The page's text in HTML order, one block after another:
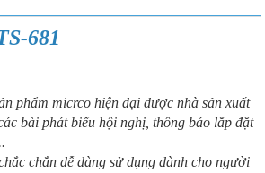
681
phẩm micrco hiện đại được nhà sản xuất
bài phát biểu hội nghị, thông báo lắp đặt
chắn dễ dàng sử dụng dành cho người